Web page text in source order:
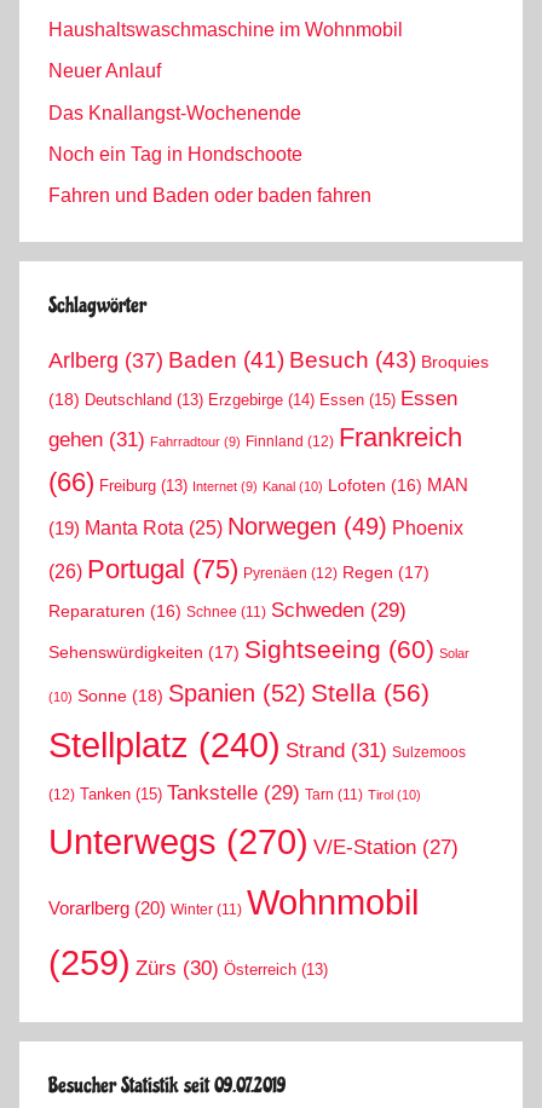
Haushaltswaschmaschine im Wohnmobil
Neuer Anlauf
Das Knallangst-Wochenende
Noch ein Tag in Hondschoote
Fahren und Baden oder baden fahren
Schlagwörter
Arlberg (37) Baden (41) Besuch (43) Broquies
(18) Deutschland (13) Erzgebirge (14) Essen (15) Essen
gehen (31) Fahrradtour (9) Finnland (12) Frankreich
(66) Freiburg (13) Internet (9) Kanal (10) Lofoten (16) MAN
(19) Manta Rota (25) Norwegen (49) Phoenix
(26) Portugal (75) Pyrenäen (12) Regen (17)
Reparaturen (16) Schnee (11) Schweden (29)
Sehenswürdigkeiten (17) Sightseeing (60) Solar
(10) Sonne (18) Spanien (52) Stella (56)
Stellplatz (240) Strand (31) Sulzemoos
(12) Tanken (15) Tankstelle (29) Tarn (11) Tirol (10)
Unterwegs (270) V/E-Station (27)
Vorarlberg (20) Winter (11) Wohnmobil
(259) Zürs (30) Österreich (13)
Besucher Statistik seit 09.07.2019